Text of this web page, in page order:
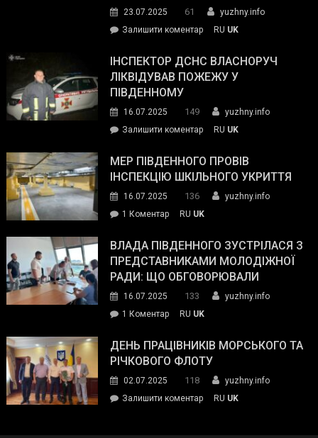
гуманітарну
допомогу
23.07.2025 61
yuzhny.info
Залишити коментарon
провів
нараду
силових
та
органів:
«Наш
спільний
окупанти.
Маємо
діяти
команда
RU UK
ІНСПЕКТОР ДСНС ВЛАСНОРУЧ
ЛІКВІДУВАВ ПОЖЕЖУ У
ПІВДЕННОМУ
16.07.2025 149
yuzhny.info
Залишити коментарon
ДСНС
власноруч
пожежу
у
RU UK
МЕР ПІВДЕННОГО ПРОВІВ
ІНСПЕКЦІЮ ШКІЛЬНОГО УКРИТТЯ
16.07.2025 136
yuzhny.info
1 Коментардо
Південного
провів
інспекцію
укриття
RU UK
ВЛАДА ПІВДЕННОГО ЗУСТРІЛАСЯ З
ПРЕДСТАВНИКАМИ МОЛОДІЖНОЇ
РАДИ: ЩО ОБГОВОРЮВАЛИ
16.07.2025 133
yuzhny.info
1 Коментардо
Південного
зустрілася
представниками
молодіжної
RU UK
ДЕНЬ ПРАЦІВНИКІВ МОРСЬКОГО ТА
РІЧКОВОГО ФЛОТУ
02.07.2025 118
yuzhny.info
Залишити коментарon
RU UK